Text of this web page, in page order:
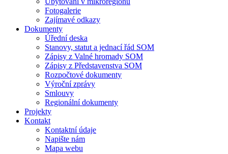
Fotogalerie
Zajímavé odkazy
Dokumenty
Úřední deska
Stanovy, statut a jednací řád SOM
Zápisy z Valné hromady SOM
Zápisy z Představenstva SOM
Rozpočtové dokumenty
Výroční zprávy
Smlouvy
Regionální dokumenty
Projekty
Kontakt
Kontaktní údaje
Napište nám
Mapa webu